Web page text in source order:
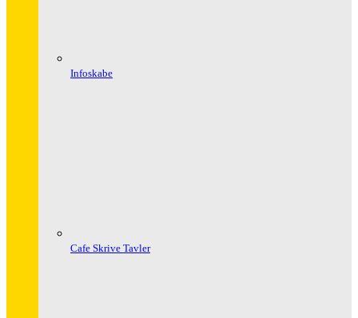
Infoskabe
Cafe Skrive Tavler